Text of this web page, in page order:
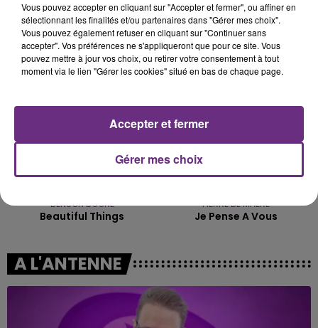
You Are Not Alone
MELODY
Mi Chico
5h47
5h47
BENSON BOONE
Beautiful Things
5h44
5h44
PIERRE DE MAERE
Je Pense A Vous
A L'ANTENNE
Vous pouvez accepter en cliquant sur "Accepter et fermer", ou affiner en
sélectionnant les finalités et/ou partenaires dans "Gérer mes choix".
Vous pouvez également refuser en cliquant sur "Continuer sans
accepter". Vos préférences ne s'appliqueront que pour ce site. Vous
pouvez mettre à jour vos choix, ou retirer votre consentement à tout
moment via le lien "Gérer les cookies" situé en bas de chaque page.
Gérer mes choix
Accepter et fermer